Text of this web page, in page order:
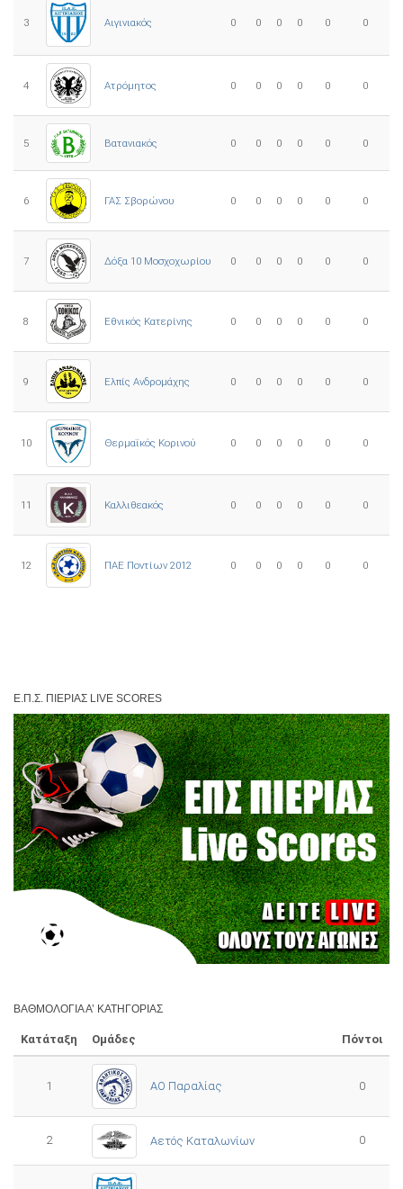
3 Αιγινιακός 0 0 0 0 0 0
4 Ατρόμητος 0 0 0 0 0 0
5 Βατανιακός 0 0 0 0 0 0
6 ΓΑΣ Σβορώνου 0 0 0 0 0 0
7 Δόξα 10 Μοσχοχωρίου 0 0 0 0 0 0
8 Εθνικός Κατερίνης 0 0 0 0 0 0
9 Ελπίς Ανδρομάχης 0 0 0 0 0 0
10 Θερμαϊκός Κορινού 0 0 0 0 0 0
11 Καλλιθεακός 0 0 0 0 0 0
12 ΠΑΕ Ποντίων 2012 0 0 0 0 0 0
Ε.Π.Σ. ΠΙΕΡΊΑΣ LIVE SCORES
ΒΑΘΜΟΛΟΓΊΑ Α’ ΚΑΤΗΓΟΡΊΑΣ
Κατάταξη Ομάδες Πόντοι
1 ΑΟ Παραλίας 0
2 Αετός Καταλωνίων 0